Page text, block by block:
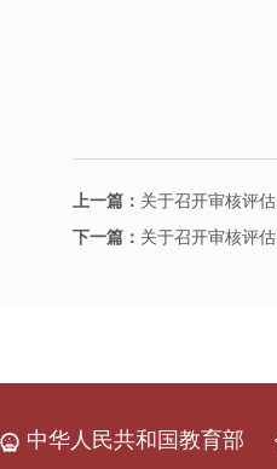
上一篇： 关于召开审核评
下一篇： 关于召开审核评
中华人民共和国教育部